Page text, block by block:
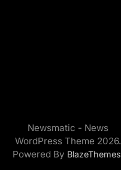
Newsmatic - News
WordPress Theme 2026.
Powered By BlazeThemes